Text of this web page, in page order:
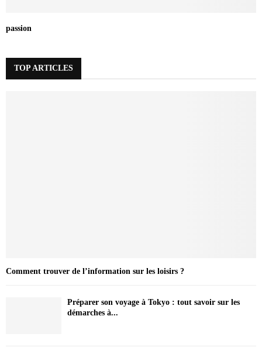
passion
TOP ARTICLES
Comment trouver de l’information sur les loisirs ?
Préparer son voyage à Tokyo : tout savoir sur les
démarches à...